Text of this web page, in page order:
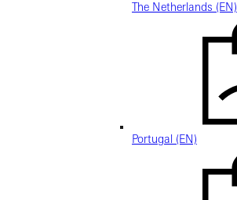
The Netherlands (EN)
Portugal (EN)